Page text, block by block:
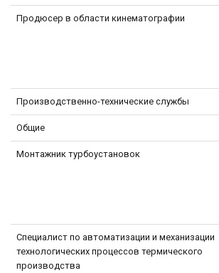
Продюсер в области кинематографии
Производственно-технические службы
Общие
Монтажник турбоустановок
Специалист по автоматизации и механизации
технологических процессов термического
производства